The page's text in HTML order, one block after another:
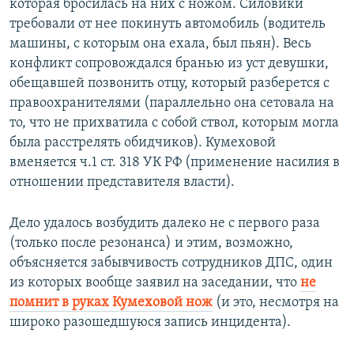
которая бросилась на них с ножом. Силовики
требовали от нее покинуть автомобиль (водитель
машины, с которым она ехала, был пьян). Весь
конфликт сопровождался бранью из уст девушки,
обещавшей позвонить отцу, который разберется с
правоохранителями (параллельно она сетовала на
то, что не прихватила с собой ствол, которым могла
была расстрелять обидчиков). Кумеховой
вменяется ч.1 ст. 318 УК РФ (применение насилия в
отношении представителя власти).
Дело удалось возбудить далеко не с первого раза
(только после резонанса) и этим, возможно,
объясняется забывчивость сотрудников ДПС, один
из которых вообще заявил на заседании, что не
помнит в руках Кумеховой нож (и это, несмотря на
широко разошедшуюся запись инцидента).